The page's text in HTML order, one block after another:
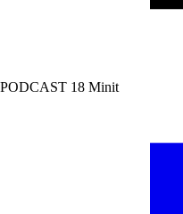
PODCAST 18 Minit